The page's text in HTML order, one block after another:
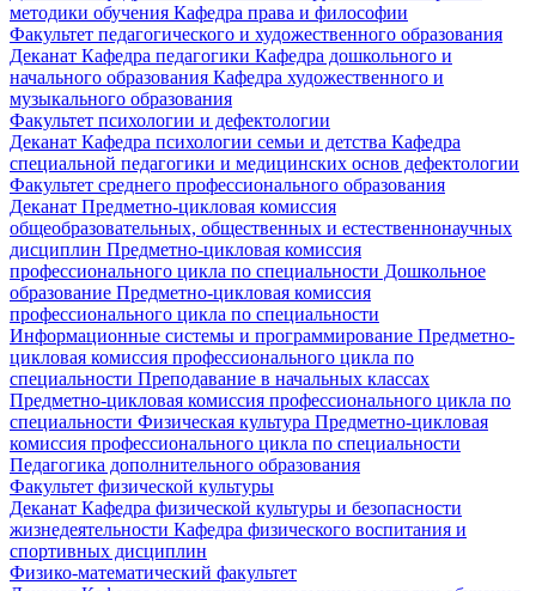
методики обучения Кафедра права и философии
Факультет педагогического и художественного образования
Деканат Кафедра педагогики Кафедра дошкольного и
начального образования Кафедра художественного и
музыкального образования
Факультет психологии и дефектологии
Деканат Кафедра психологии семьи и детства Кафедра
специальной педагогики и медицинских основ дефектологии
Факультет среднего профессионального образования
Деканат Предметно-цикловая комиссия
общеобразовательных, общественных и естественнонаучных
дисциплин Предметно-цикловая комиссия
профессионального цикла по специальности Дошкольное
образование Предметно-цикловая комиссия
профессионального цикла по специальности
Информационные системы и программирование Предметно-
цикловая комиссия профессионального цикла по
специальности Преподавание в начальных классах
Предметно-цикловая комиссия профессионального цикла по
специальности Физическая культура Предметно-цикловая
комиссия профессионального цикла по специальности
Педагогика дополнительного образования
Факультет физической культуры
Деканат Кафедра физической культуры и безопасности
жизнедеятельности Кафедра физического воспитания и
спортивных дисциплин
Физико-математический факультет